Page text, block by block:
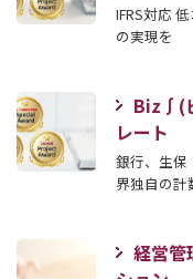
IFRS対応
の実現を
Biz∫(
レート
銀行、生保
界独自の計
経営